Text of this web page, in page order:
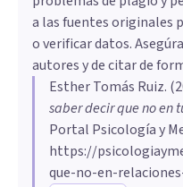
a las fuentes originales
o verificar datos.
autores y de citar de
Esther Tomás Ruiz. (
saber decir que no en
Portal Psicología y
https://
que-no-en-